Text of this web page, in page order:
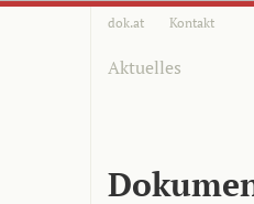
dok.at Kontakt
Aktuelles